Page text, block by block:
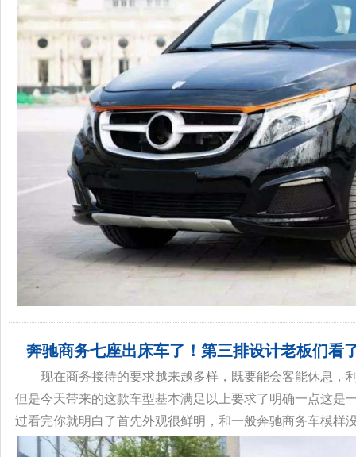
奔驰商务七座出床车了！第三排设计老板们看
现在商务接待的要求越来越多样，既要能会客能休息
但是今天带来的这款车型基本满足以上要求了明确一点这是
过看完你就明白了首先外观很鲜明，和一般奔驰商务车模样